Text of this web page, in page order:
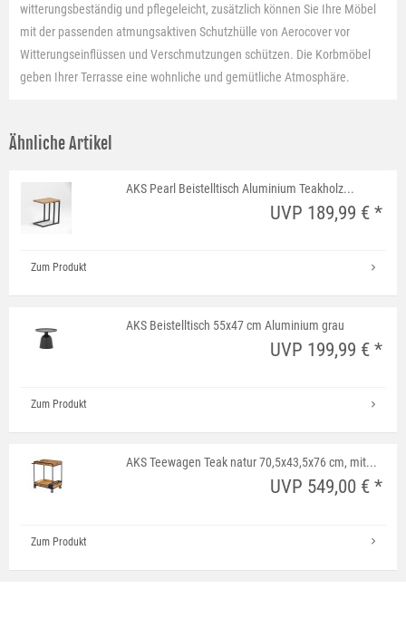
witterungsbeständig und pflegeleicht, zusätzlich können Sie Ihre Möbel
mit der passenden atmungsaktiven Schutzhülle von Aerocover vor
Witterungseinflüssen und Verschmutzungen schützen. Die Korbmöbel
geben Ihrer Terrasse eine wohnliche und gemütliche Atmosphäre.
Ähnliche Artikel
AKS Pearl Beistelltisch Aluminium Teakholz...
UVP 189,99 € *
Zum Produkt
AKS Beistelltisch 55x47 cm Aluminium grau
UVP 199,99 € *
Zum Produkt
AKS Teewagen Teak natur 70,5x43,5x76 cm, mit...
UVP 549,00 € *
Zum Produkt